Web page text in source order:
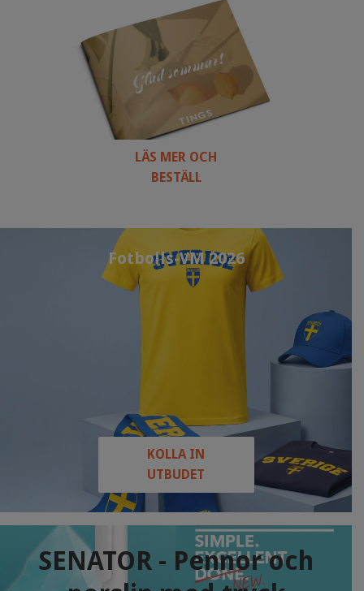
LÄS MER OCH
BESTÄLL
Fotbolls-VM 2026
KOLLA IN
UTBUDET
SENATOR - Pennor och